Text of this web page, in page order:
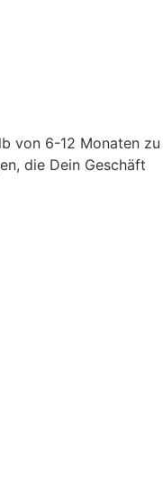
von 6-12 Monaten zu
die Dein Geschäft